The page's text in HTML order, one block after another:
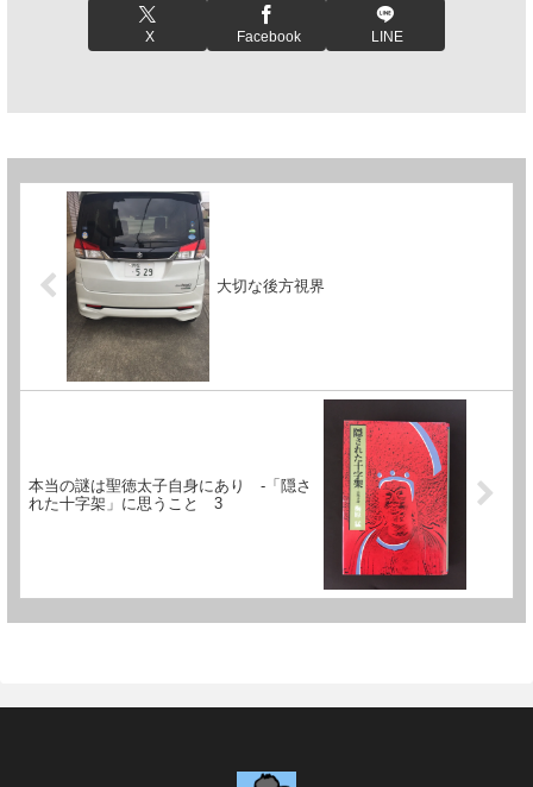
X Facebook LINE
大切な後方視界
本当の謎は聖徳太子自身にあり -「隠さ
れた十字架」に思うこと 3